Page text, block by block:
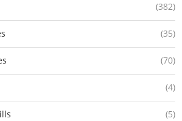
(382)
(35)
(70)
(4)
(5)